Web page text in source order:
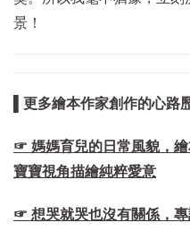
景！
▌更多繪本作家創作的心路
☞ 媽媽育兒的日常風貌，
寶寶視角描繪純粹愛意
☞ 想哭就哭也沒有關係，